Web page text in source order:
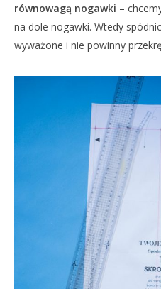
równowagą nogawki –
na dole nogawki. Wtedy
wyważone i nie powinny